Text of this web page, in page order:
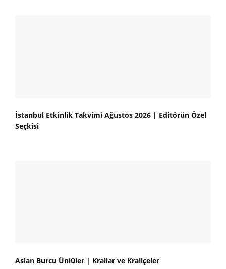
İstanbul Etkinlik Takvimi Ağustos 2026 | Editörün Özel
Seçkisi
Aslan Burcu Ünlüler | Krallar ve Kraliçeler